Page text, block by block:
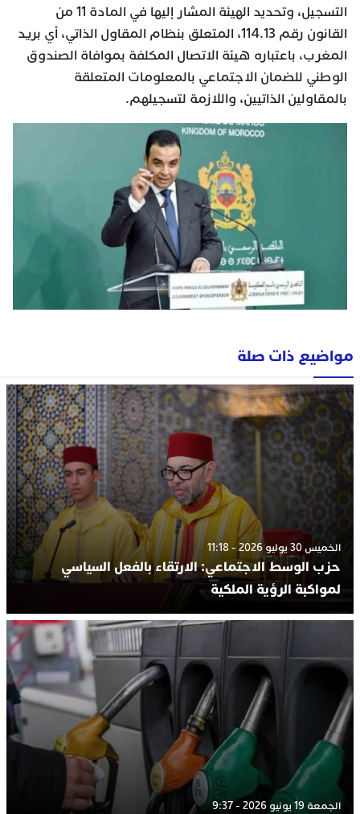
التسجيل، وتحديد الهيئة المشار إليها في المادة 11 من
القانون رقم 114.13، المتعلق بنظام المقاول الذاتي، أي بريد
المغرب، باعتباره هيئة الاتصال المكلفة بموافاة الصندوق
الوطني للضمان الاجتماعي بالمعلومات المتعلقة
بالمقاولين الذاتيين، واللازمة لتسجيلهم.
مواضيع ذات صلة
الخميس 30 يوليو 2026 - 11:18
حزب الوسط الاجتماعي: الارتقاء بالفعل السياسي
لمواكبة الرؤية الملكية
الجمعة 19 يونيو 2026 - 9:37